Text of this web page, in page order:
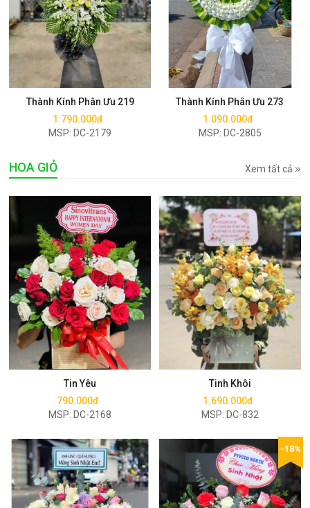
Thành Kính Phân Ưu 219
1.790.000đ
MSP: DC-2179
Mua ngay
Thành Kính Phân Ưu 273
1.090.000đ
MSP: DC-2805
Mua ngay
HOA GIỎ Xem tất cả
Tin Yêu
790.000đ
MSP: DC-2168
Mua ngay
Tinh Khôi
1.690.000đ
MSP: DC-832
Mua ngay
-18%